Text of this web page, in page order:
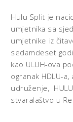
Hulu Split je
umjetnika sa
umjetnike iz
sedamdeset
kao ULUH-ova
ogranak HDLU-
udruženje,
stvaralaštvo u